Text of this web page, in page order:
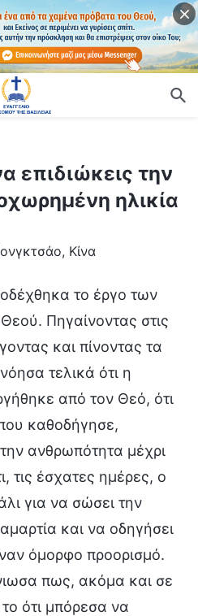
επιδιώκεις την
ηλικία
Κίνα
το έργο των
Πηγαίνοντας στις
και πίνοντας τα
τελικά ότι η
από τον Θεό, ότι
καθοδήγησε,
ανθρωπότητα μέχρι
τις έσχατες ημέρες, ο
για να σώσει την
και να οδηγήσει
όμορφο προορισμό.
πως, ακόμα και σε
ότι μπόρεσα να